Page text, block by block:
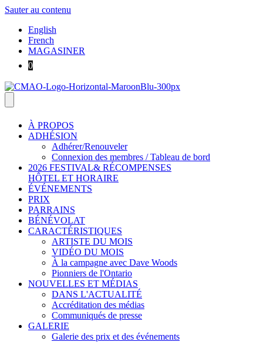
Sauter au contenu
English
French
MAGASINER
0
À PROPOS
ADHÉSION
Adhérer/Renouveler
Connexion des membres / Tableau de bord
2026 FESTIVAL& RÉCOMPENSES
HÔTEL ET HORAIRE
ÉVÉNEMENTS
PRIX
PARRAINS
BÉNÉVOLAT
CARACTÉRISTIQUES
ARTISTE DU MOIS
VIDÉO DU MOIS
À la campagne avec Dave Woods
Pionniers de l'Ontario
NOUVELLES ET MÉDIAS
DANS L'ACTUALITÉ
Accréditation des médias
Communiqués de presse
GALERIE
Galerie des prix et des événements